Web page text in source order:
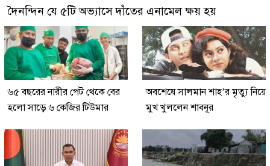
দৈনন্দিন যে ৫টি অভ্যাসে দাঁতের এনামেল ক্ষয় হয়
৬৫ বছরের নারীর পেট থেকে বের
হলো সাড়ে ৬ কেজির টিউমার
অবশেষে সালমান শাহ’র মৃত্যু নিয়ে
মুখ খুললেন শাবনূর